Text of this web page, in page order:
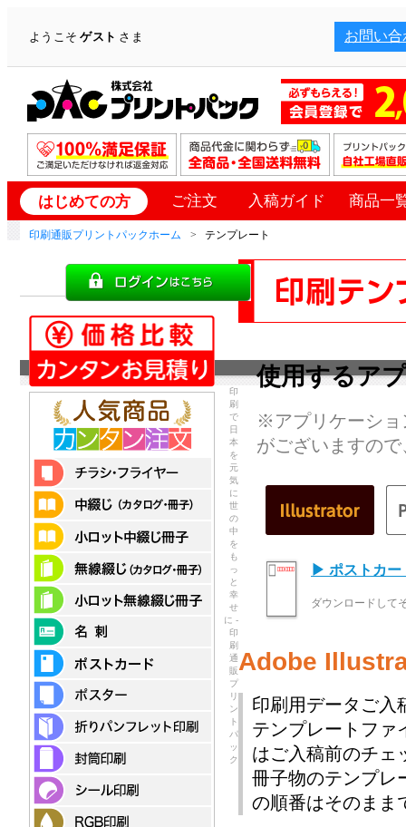
ようこそゲスト さま お問い合
はじめての方 ご注文 入稿ガイド 商品一
印刷通販プリントパックホーム テンプレート
使用するア
※アプリケーショ
がございますの
▶ ポストカー
ダウンロードして
Adobe
印刷用データご入
テンプレートファ
はご入稿前のチェ
冊子物のテンプレ
の順番はそのまま
印
刷
で
日
本
を
元
気
に
世
の
中
を
も
っ
と
幸
せ
に -
印
刷
通
販
プ
リ
ン
ト
パ
ッ
ク